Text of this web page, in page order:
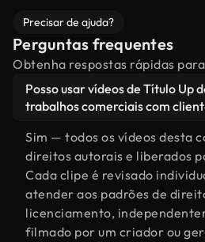
Precisar de ajuda?
Perguntas frequentes
Obtenha respostas rápidas
Posso usar vídeos de Título Up
trabalhos comerciais com
Sim — todos os vídeos desta
direitos autorais e liberados
Cada clipe é revisado
atender aos padrões de
licenciamento,
filmado por um criador ou